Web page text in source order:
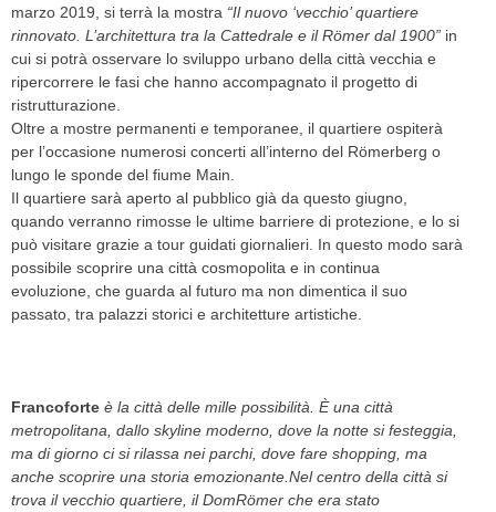
marzo 2019, si terrà la mostra “Il nuovo ‘vecchio’ quartiere
rinnovato. L’architettura tra la Cattedrale e il Römer dal 1900” in
cui si potrà osservare lo sviluppo urbano della città vecchia e
ripercorrere le fasi che hanno accompagnato il progetto di
ristrutturazione.
Oltre a mostre permanenti e temporanee, il quartiere ospiterà
per l’occasione numerosi concerti all’interno del Römerberg o
lungo le sponde del fiume Main.
Il quartiere sarà aperto al pubblico già da questo giugno,
quando verranno rimosse le ultime barriere di protezione, e lo si
può visitare grazie a tour guidati giornalieri. In questo modo sarà
possibile scoprire una città cosmopolita e in continua
evoluzione, che guarda al futuro ma non dimentica il suo
passato, tra palazzi storici e architetture artistiche.
Francoforte è la città delle mille possibilità. È una città
metropolitana, dallo skyline moderno, dove la notte si festeggia,
ma di giorno ci si rilassa nei parchi, dove fare shopping, ma
anche scoprire una storia emozionante.Nel centro della città si
trova il vecchio quartiere, il DomRömer che era stato